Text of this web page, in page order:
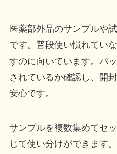
医薬部外品のサンプルや
です。普段使い慣れてい
すのに向いています。パ
されているか確認し、開
安心です。
サンプルを複数集めてセ
じて使い分けができます